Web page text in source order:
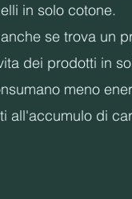
in solo cotone.
se trova un
dei prodotti in
meno
all'accumulo di